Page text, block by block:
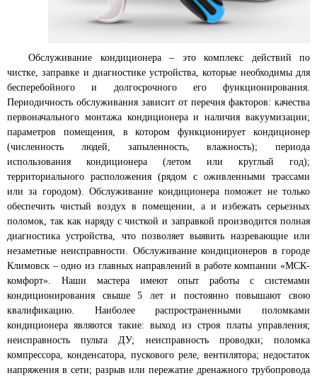
Обслуживание кондиционера – это комплекс действий по
чистке, заправке и диагностике устройства, которые необходимы для
бесперебойного и долгосрочного его функционирования.
Периодичность обслуживания зависит от перечня факторов: качества
первоначального монтажа кондиционера и наличия вакуумизации;
параметров помещения, в котором функционирует кондиционер
(численность людей, запыленность, влажность); периода
использования кондиционера (летом или круглый год);
территориального расположения (рядом с оживленными трассами
или за городом). Обслуживание кондиционера поможет не только
обеспечить чистый воздух в помещении, а и избежать серьезных
поломок, так как наряду с чисткой и заправкой производится полная
диагностика устройства, что позволяет выявить назревающие или
незаметные неисправности. Обслуживание кондиционеров в городе
Климовск – одно из главных направлений в работе компании «МСК-
комфорт». Наши мастера имеют опыт работы с системами
кондиционирования свыше 5 лет и постоянно повышают свою
квалификацию. Наиболее распространенными поломками
кондиционера являются такие: выход из строя платы управления;
неисправность пульта ДУ; неисправность проводки; поломка
компрессора, конденсатора, пускового реле, вентилятора; недостаток
напряжения в сети; разрыв или пережатие дренажного трубопровода